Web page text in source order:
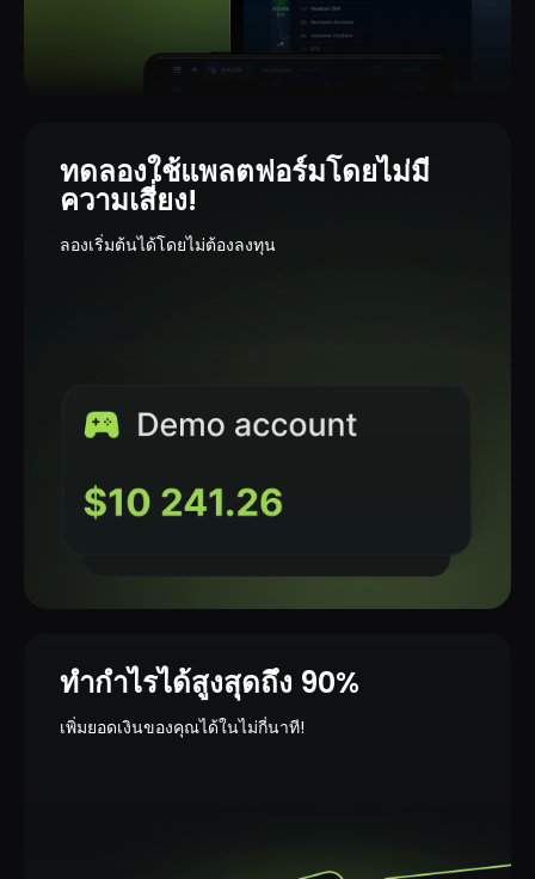
ทดลองใช้แพลตฟอร์มโดยไม่มี
ความเสี่ยง!
ลองเริ่มต้นได้โดยไม่ต้องลงทุน
ทำกำไรได้สูงสุดถึง 90%
เพิ่มยอดเงินของคุณได้ในไม่กี่นาที!